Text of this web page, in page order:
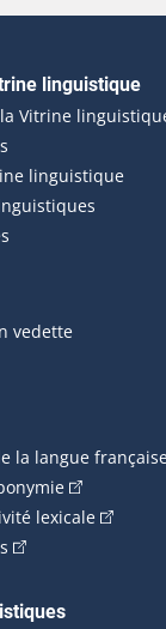
principale
linguistique
Vitrine
linguistique
vedette
la langue
(Cet
lexicale(Cet
(Cet hyperlien